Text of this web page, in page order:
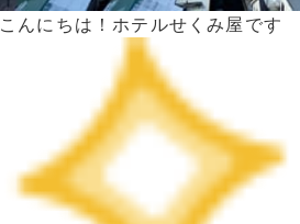
こんにちは！ホテルせくみ屋です